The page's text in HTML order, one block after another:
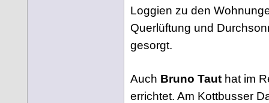
Loggien zu den
Querlüftung und
gesorgt.
Auch Bruno Taut hat im
errichtet. Am Kottbusser